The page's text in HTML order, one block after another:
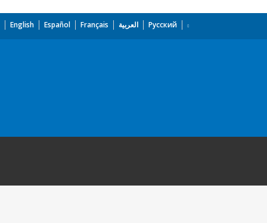
English Español Français العربية Русский